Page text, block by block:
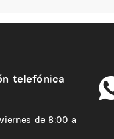
telefónica
de 8:00 a